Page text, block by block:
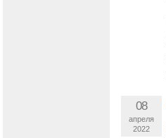
08
апреля
2022